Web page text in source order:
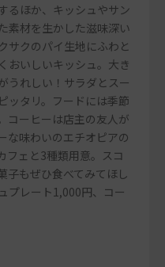
るほか、キッシュやサン
素材を生かした滋味深い
サクのパイ生地にふわと
おいしいキッシュ。大き
うれしい！サラダとスー
ッタリ。フードには季節
コーヒーは店主の友人が
な味わいのエチオピアの
フェと3種類用意。スコ
子もぜひ食べてみてほし
プレート1,000円、コー